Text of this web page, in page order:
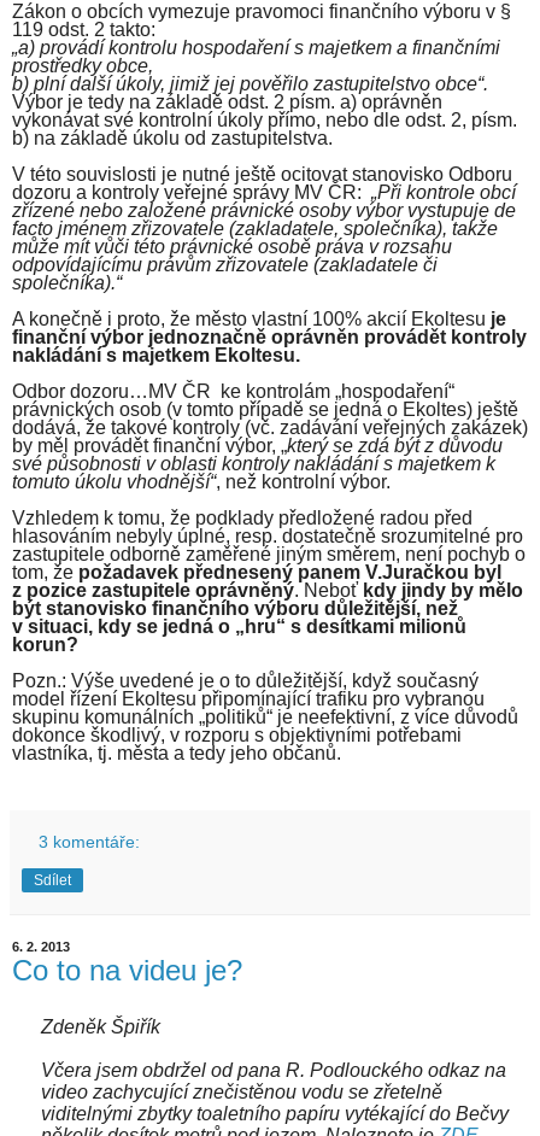
Zákon o obcích vymezuje pravomoci finančního výboru v §
119 odst. 2 takto:
„a) provádí kontrolu hospodaření s majetkem a finančními
prostředky obce,
b) plní další úkoly, jimiž jej pověřilo zastupitelstvo obce“.
Výbor je tedy na základě odst. 2 písm. a) oprávněn
vykonávat své kontrolní úkoly přímo, nebo dle odst. 2, písm.
b) na základě úkolu od zastupitelstva.
V této souvislosti je nutné ještě ocitovat stanovisko Odboru
dozoru a kontroly veřejné správy MV ČR: „Při kontrole obcí
zřízené nebo založené právnické osoby výbor vystupuje de
facto jménem zřizovatele (zakladatele, společníka), takže
může mít vůči této právnické osobě práva v rozsahu
odpovídajícímu právům zřizovatele (zakladatele či
společníka).“
A konečně i proto, že město vlastní 100% akcií Ekoltesu je
finanční výbor jednoznačně oprávněn provádět kontroly
nakládání s majetkem Ekoltesu.
Odbor dozoru…MV ČR
ke kontrolám „hospodaření“
právnických osob (v tomto případě se jedná o Ekoltes) ještě
dodává, že takové kontroly (vč. zadávání veřejných zakázek)
by měl provádět finanční výbor, „který se zdá být z důvodu
své působnosti v oblasti kontroly nakládání s majetkem k
tomuto úkolu vhodnější“, než kontrolní výbor.
Vzhledem k tomu, že podklady předložené radou před
hlasováním nebyly úplné, resp. dostatečně srozumitelné pro
zastupitele odborně zaměřené jiným směrem, není pochyb o
tom, že požadavek přednesený panem V.Juračkou byl
z pozice zastupitele oprávněný. Neboť kdy jindy by mělo
být stanovisko finančního výboru důležitější, než
v situaci, kdy se jedná o „hru“ s desítkami milionů
korun?
Pozn.: Výše uvedené je o to důležitější, když současný
model řízení Ekoltesu připomínající trafiku pro vybranou
skupinu komunálních „politiků“ je neefektivní, z více důvodů
dokonce škodlivý, v rozporu s objektivními potřebami
vlastníka, tj. města a tedy jeho občanů.
3 komentáře:
Sdílet
6. 2. 2013
Co to na videu je?
Zdeněk Špiřík
Včera jsem obdržel od pana R. Podlouckého odkaz na
video zachycující znečistěnou vodu se zřetelně
viditelnými zbytky toaletního papíru vytékající do Bečvy